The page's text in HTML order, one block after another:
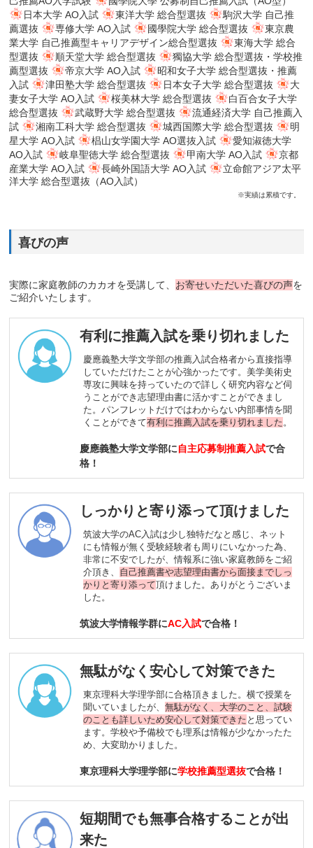
日本大学 AO入試
東洋大学 総合型選抜
駒沢大学 自己推
薦選抜
専修大学 AO入試 國學院大学 総合型選抜
東京農
業大学 自己推薦型キャリアデザイン総合型選抜
東海大学 総合
型選抜
順天堂大学 総合型選抜
獨協大学 総合型選抜・学校推
薦型選抜
帝京大学 AO入試
昭和女子大学 総合型選抜・推薦
入試
津田塾大学 総合型選抜 日本女子大学 総合型選抜
大
妻女子大学 AO入試
桜美林大学 総合型選抜
白百合女子大学
総合型選抜
武蔵野大学 総合型選抜
流通経済大学 自己推薦入
試
湘南工科大学 総合型選抜 城西国際大学 総合型選抜
明
星大学 AO入試
椙山女学園大学 AO選抜入試
愛知淑徳大学
AO入試
岐阜聖徳大学 総合型選抜 甲南大学 AO入試
京都
産業大学 AO入試
長崎外国語大学 AO入試
立命館アジア太平
洋大学 総合型選抜（AO入試）
※実績は累積です。
喜びの声
実際に家庭教師のカカオを受講して、 お寄せいただいた喜びの声を
ご紹介いたします。
有利に推薦入試を乗り切れました
慶應義塾大学文学部の推薦入試合格者から直接指導
していただけたことが心強かったです。美学美術史
専攻に興味を持っていたので詳しく研究内容など伺
うことができ志望理由書に活かすことができまし
た。パンフレットだけではわからない内部事情を聞
くことができて有利に推薦入試を乗り切れました 。
慶應義塾大学文学部に自主応募制推薦入試で合
格！
しっかりと寄り添って頂けました
筑波大学のAC入試は少し独特だなと感じ、ネット
にも情報が無く受験経験者も周りにいなかった為、
非常に不安でしたが、情報系に強い家庭教師をご紹
介頂き、 自己推薦書や志望理由書から面接までしっ
かりと寄り添って頂けました。ありがとうございま
した。
筑波大学情報学群にAC入試で合格！
無駄がなく安心して対策できた
東京理科大学理学部に合格頂きました。横で授業を
聞いていましたが、無駄がなく、大学のこと、試験
のことも詳しいため安心して対策できた と思ってい
ます。学校や予備校でも理系は情報が少なかったた
め、大変助かりました。
東京理科大学理学部に学校推薦型選抜で合格！
短期間でも無事合格することが出
来た